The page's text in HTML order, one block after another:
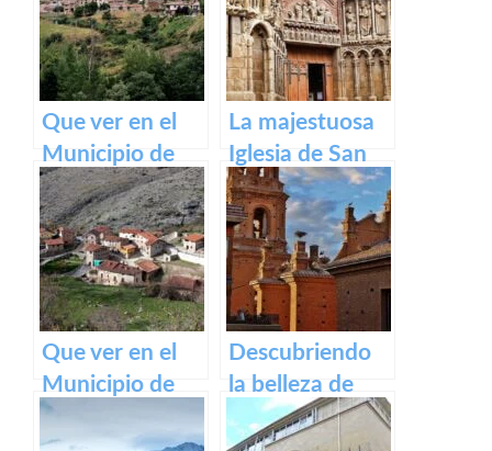
Francés
Que ver en el
Municipio de
Lumbreras de
Cameros de La
Rioja
La majestuosa
Iglesia de San
Bartolomé en
Logroño
Que ver en el
Municipio de
Gallinero de
Descubriendo
la belleza de
Alfaro: un